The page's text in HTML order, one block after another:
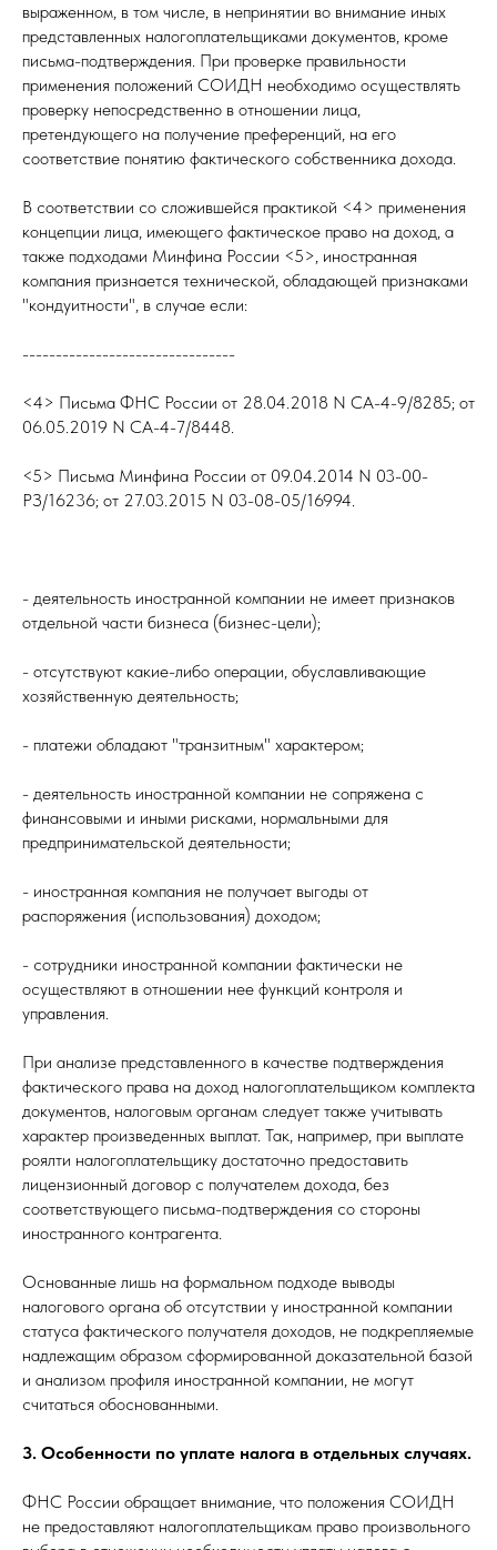
выраженном, в том числе, в непринятии во внимание иных
представленных налогоплательщиками документов, кроме
письма-подтверждения. При проверке правильности
применения положений СОИДН необходимо осуществлять
проверку непосредственно в отношении лица,
претендующего на получение преференций, на его
соответствие понятию фактического собственника дохода.
В соответствии со сложившейся практикой <4> применения
концепции лица, имеющего фактическое право на доход, а
также подходами Минфина России <5>, иностранная
компания признается технической, обладающей признаками
"кондуитности", в случае если:
--------------------------------
<4> Письма ФНС России от 28.04.2018 N СА-4-9/8285; от
06.05.2019 N СА-4-7/8448.
<5> Письма Минфина России от 09.04.2014 N 03-00-
РЗ/16236; от 27.03.2015 N 03-08-05/16994.
- деятельность иностранной компании не имеет признаков
отдельной части бизнеса (бизнес-цели);
- отсутствуют какие-либо операции, обуславливающие
хозяйственную деятельность;
- платежи обладают "транзитным" характером;
- деятельность иностранной компании не сопряжена с
финансовыми и иными рисками, нормальными для
предпринимательской деятельности;
- иностранная компания не получает выгоды от
распоряжения (использования) доходом;
- сотрудники иностранной компании фактически не
осуществляют в отношении нее функций контроля и
управления.
При анализе представленного в качестве подтверждения
фактического права на доход налогоплательщиком комплекта
документов, налоговым органам следует также учитывать
характер произведенных выплат. Так, например, при выплате
роялти налогоплательщику достаточно предоставить
лицензионный договор с получателем дохода, без
соответствующего письма-подтверждения со стороны
иностранного контрагента.
Основанные лишь на формальном подходе выводы
налогового органа об отсутствии у иностранной компании
статуса фактического получателя доходов, не подкрепляемые
надлежащим образом сформированной доказательной базой
и анализом профиля иностранной компании, не могут
считаться обоснованными.
3. Особенности по уплате налога в отдельных случаях.
ФНС России обращает внимание, что положения СОИДН
не предоставляют налогоплательщикам право произвольного